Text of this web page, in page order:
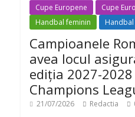
Cupe Europene
Cupe
Handbal feminin
Campioanele
avea locul
ediția 2027-2028
Champions
21/07/2026 Redactia